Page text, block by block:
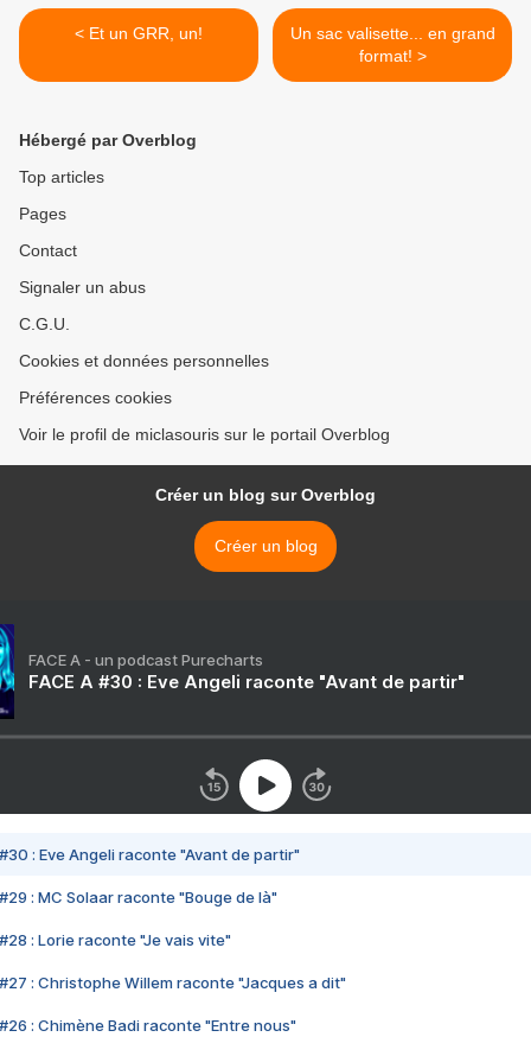
< Et un GRR, un!
Un sac valisette... en grand
format! >
Hébergé par Overblog
Top articles
Pages
Contact
Signaler un abus
C.G.U.
Cookies et données personnelles
Préférences cookies
Voir le profil de miclasouris sur le portail Overblog
Créer un blog sur Overblog
Créer un blog
FACE A - un podcast Purecharts
FACE A #30 : Eve Angeli raconte "Avant de partir"
#30 : Eve Angeli raconte "Avant de partir"
#29 : MC Solaar raconte "Bouge de là"
#28 : Lorie raconte "Je vais vite"
#27 : Christophe Willem raconte "Jacques a dit"
#26 : Chimène Badi raconte "Entre nous"